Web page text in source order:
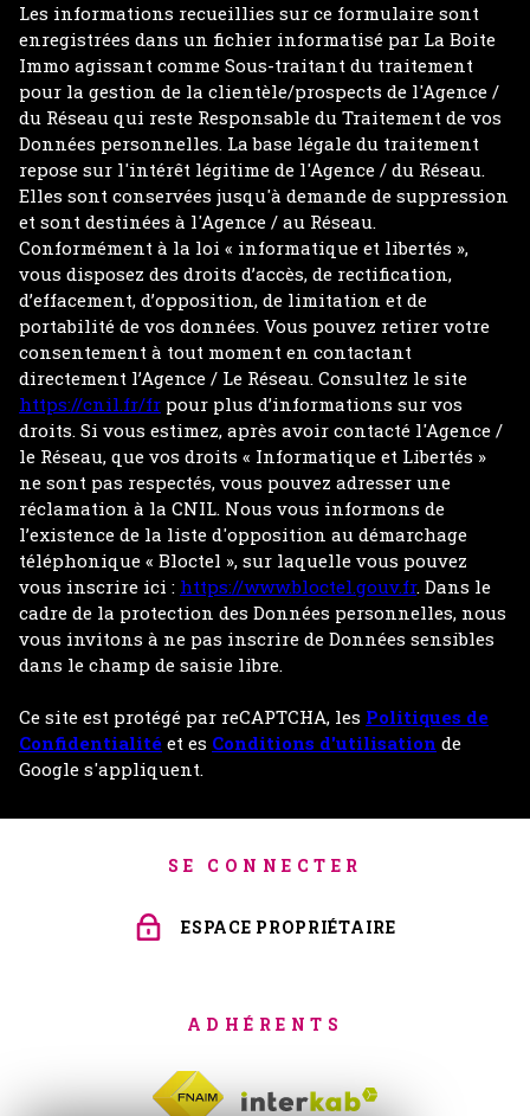
Les informations recueillies sur ce formulaire sont
enregistrées dans un fichier informatisé par La Boite
Immo agissant comme Sous-traitant du traitement
pour la gestion de la clientèle/prospects de l'Agence /
du Réseau qui reste Responsable du Traitement de vos
Données personnelles. La base légale du traitement
repose sur l'intérêt légitime de l'Agence / du Réseau.
Elles sont conservées jusqu'à demande de suppression
et sont destinées à l'Agence / au Réseau.
Conformément à la loi « informatique et libertés »,
vous disposez des droits d’accès, de rectification,
d’effacement, d’opposition, de limitation et de
portabilité de vos données. Vous pouvez retirer votre
consentement à tout moment en contactant
directement l’Agence / Le Réseau. Consultez le site
https://cnil.fr/fr pour plus d’informations sur vos
droits. Si vous estimez, après avoir contacté l'Agence /
le Réseau, que vos droits « Informatique et Libertés »
ne sont pas respectés, vous pouvez adresser une
réclamation à la CNIL. Nous vous informons de
l’existence de la liste d'opposition au démarchage
téléphonique « Bloctel », sur laquelle vous pouvez
vous inscrire ici : https://www.bloctel.gouv.fr. Dans le
cadre de la protection des Données personnelles, nous
vous invitons à ne pas inscrire de Données sensibles
dans le champ de saisie libre.
Ce site est protégé par reCAPTCHA, les Politiques de
Confidentialité et es Conditions d'utilisation de
Google s'appliquent.
SE CONNECTER
ESPACE PROPRIÉTAIRE
ADHÉRENTS